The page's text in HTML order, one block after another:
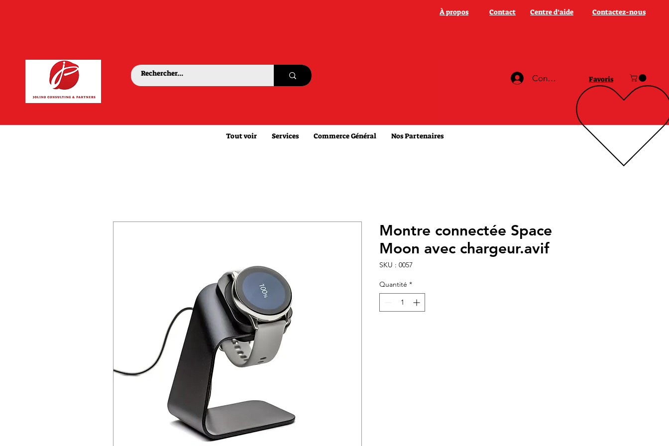
À propos Contact Centre d’aide Contactez-nous
Connexion Favoris
Tout voir Services Commerce Général Nos Partenaires
Montre connectée Space
Moon avec chargeur.avif
SKU : 0057
Quantité *